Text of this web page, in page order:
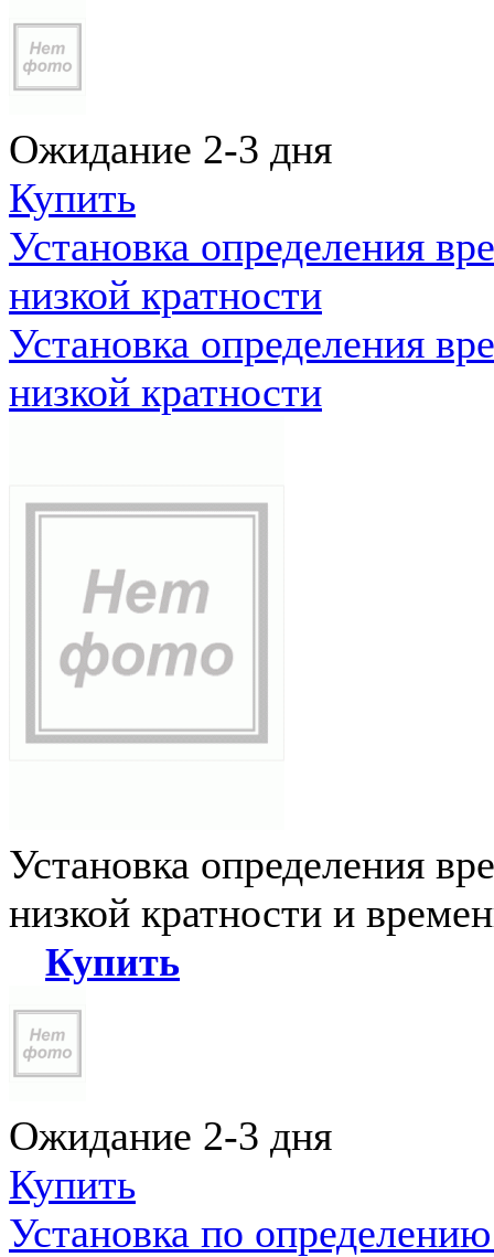
Ожидание 2-3 дня
Купить
Установка определения
низкой кратности
Установка определения
низкой кратности
Установка определения
низкой кратности и
Купить
Ожидание 2-3 дня
Купить
Установка по